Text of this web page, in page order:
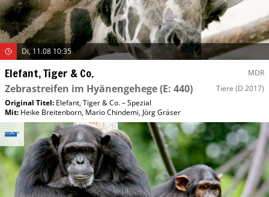
Di, 11.08 10:35
Elefant, Tiger & Co. MDR
Zebrastreifen im Hyänengehege(E: 440) Tiere (D 2017)
Original Titel: Elefant, Tiger & Co. – Spezial
Mit: Heike Breitenborn, Mario Chindemi, Jörg Gräser